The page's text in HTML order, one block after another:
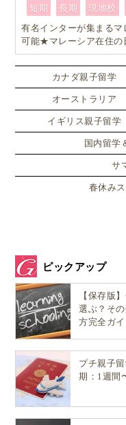
ます。
ある統計によると、
学校や学童に通わ
することもなく、ほ
データもあります。
このように、家庭の
もが十分な食事や遊
のです。
参考文献：
Barnfattigdom tar
短期 長期 現地校
有名インターが集まる
可能★マレーシア在住の
お一人おひとりに合っ
カスタマイズ
カナダ親子留学
オーストラリア
イギリス親子留学
国内留学
サ
春休み
ピックアップ
【保存版
選ぶ？そ
方完全ガイ
プチ親子
期：1週間